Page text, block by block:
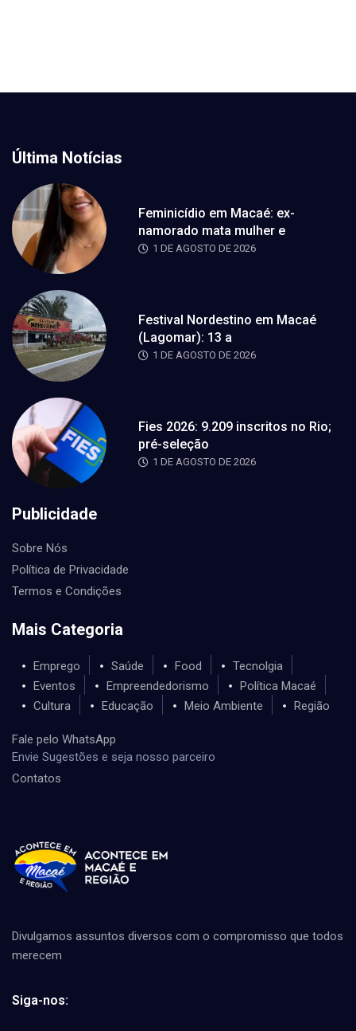
Última Notícias
Feminicídio em Macaé: ex-
namorado mata mulher e
1 DE AGOSTO DE 2026
Festival Nordestino em Macaé
(Lagomar): 13 a
1 DE AGOSTO DE 2026
Fies 2026: 9.209 inscritos no Rio;
pré-seleção
1 DE AGOSTO DE 2026
Publicidade
Sobre Nós
Política de Privacidade
Termos e Condições
Mais Categoria
Emprego Saúde Food
Tecnolgia
Eventos
Empreendedorismo
Política Macaé
Cultura
Educação Meio Ambiente Região
Fale pelo WhatsApp
Envie Sugestões e seja nosso parceiro
Contatos
Divulgamos assuntos diversos com o compromisso que todos
merecem
Siga-nos: